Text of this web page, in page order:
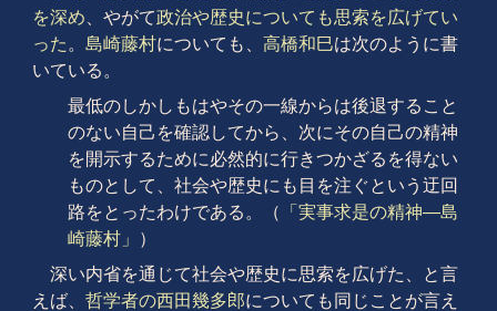
を深め 、やがて政治や歴史についても思索を広げてい
った 。 島崎藤村についても、 高橋和巳は次のように書
いている。
最低のしかしもはやその一線からは後退すること
のない自己を確認してから、次にその自己の精神
を開示するために必然的に行きつかざるを得ない
ものとして、社会や歴史にも目を注ぐという迂回
路をとったわけである。（
「実事求是の精神―島
崎藤村」
）
深い内省を通じて社会や歴史に思索を広げた、と言
えば、 哲学者の西田幾多郎についても同じことが言え